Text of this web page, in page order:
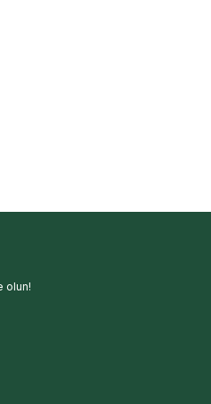
olun!